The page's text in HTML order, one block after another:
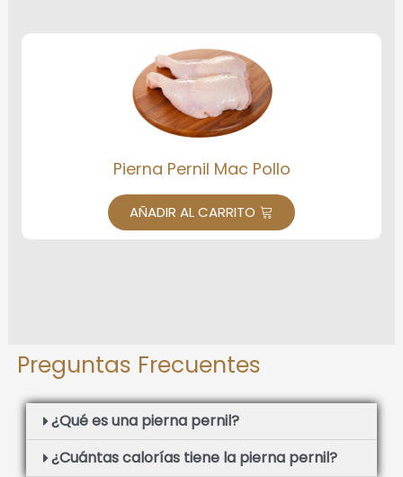
Pierna Pernil Mac Pollo
AÑADIR AL CARRITO
Preguntas Frecuentes
¿Qué es una pierna pernil?
¿Cuántas calorías tiene la pierna pernil?